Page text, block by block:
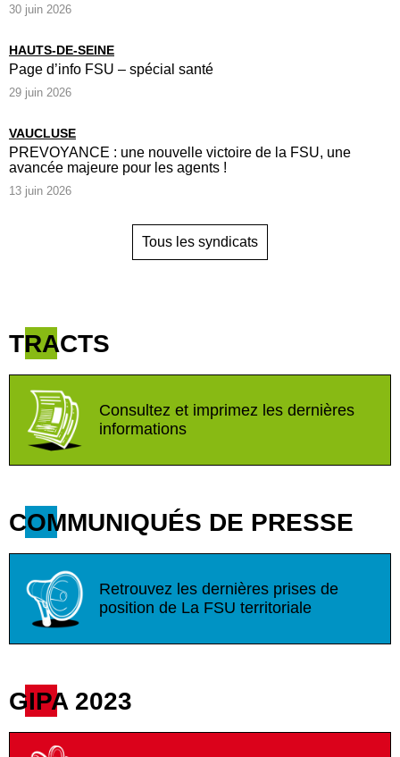
30 juin 2026
HAUTS-DE-SEINE
Page d’info FSU – spécial santé
29 juin 2026
VAUCLUSE
PREVOYANCE : une nouvelle victoire de la FSU, une
avancée majeure pour les agents !
13 juin 2026
Tous les syndicats
TRACTS
Consultez et imprimez les dernières
informations
COMMUNIQUÉS DE PRESSE
Retrouvez les dernières prises de
position de La FSU territoriale
GIPA 2023